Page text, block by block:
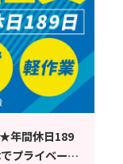
年間休日189
プライベート